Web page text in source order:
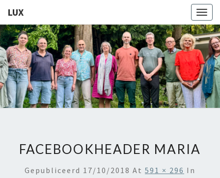
LUX
LUX
Kamerkoor
Onder
Leiding
Van
Angeliki
Ploka
FACEBOOKHEADER MARIA
Gepubliceerd 17/10/2018 At 591 × 296 In